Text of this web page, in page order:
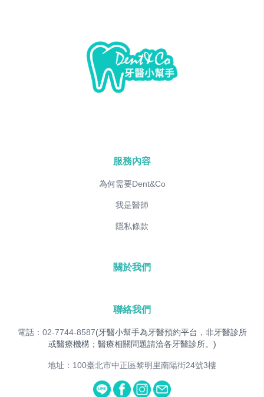
服務內容
為何需要Dent&Co
我是醫師
隱私條款
關於我們
聯絡我們
電話：02-7744-8587(牙醫小幫手為牙醫預約平台，非牙醫診所
或醫療機構；醫療相關問題請洽各牙醫診所。)
地址：100臺北市中正區黎明里南陽街24號3樓